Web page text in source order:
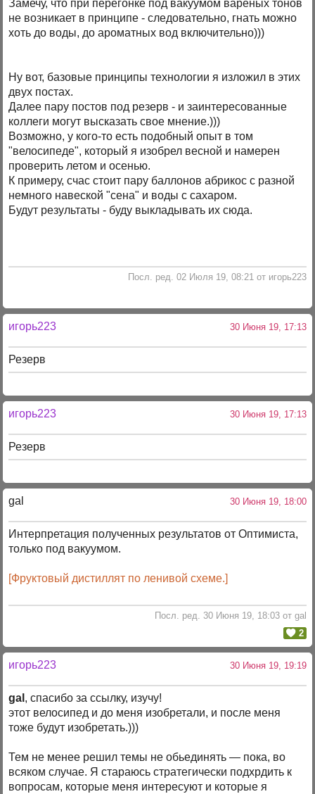
Замечу, что при перегонке под вакуумом вареных тонов
не возникает в принципе - следовательно, гнать можно
хоть до воды, до ароматных вод включительно)))
Ну вот, базовые принципы технологии я изложил в этих
двух постах.
Далее пару постов под резерв - и заинтересованные
коллеги могут высказать свое мнение.)))
Возможно, у кого-то есть подобный опыт в том
"велосипеде", который я изобрел весной и намерен
проверить летом и осенью.
К примеру, счас стоит пару баллонов абрикос с разной
немного навеской "сена" и воды с сахаром.
Будут результаты - буду выкладывать их сюда.
Посл. ред. 02 Июля 19, 08:21 от игорь223
игорь223 30 Июня 19, 17:13
Резерв
игорь223 30 Июня 19, 17:13
Резерв
gal 30 Июня 19, 18:00
Интерпретация полученных результатов от Оптимиста,
только под вакуумом.
[Фруктовый дистиллят по ленивой схеме.]
Посл. ред. 30 Июня 19, 18:03 от gal
2
игорь223 30 Июня 19, 19:19
gal , спасибо за ссылку, изучу!
этот велосипед и до меня изобретали, и после меня
тоже будут изобретать.)))
Тем не менее решил темы не обьединять — пока, во
всяком случае. Я стараюсь стратегически подхрдить к
вопросам, которые меня интересуют и которые я